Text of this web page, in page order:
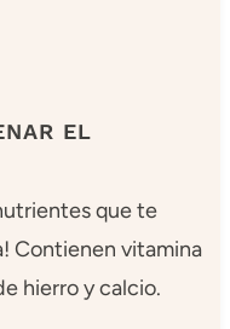
EL
que te
Contienen vitamina
hierro y calcio.